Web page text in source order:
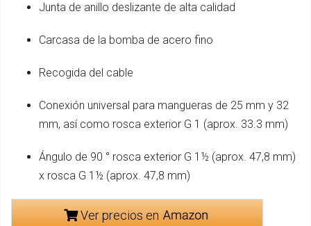
Junta de anillo deslizante de alta calidad
Carcasa de la bomba de acero fino
Recogida del cable
Conexión universal para mangueras de 25 mm y 32
mm, así como rosca exterior G 1 (aprox. 33.3 mm)
Ángulo de 90 ° rosca exterior G 1½ (aprox. 47,8 mm)
x rosca G 1½ (aprox. 47,8 mm)
Ver precios en